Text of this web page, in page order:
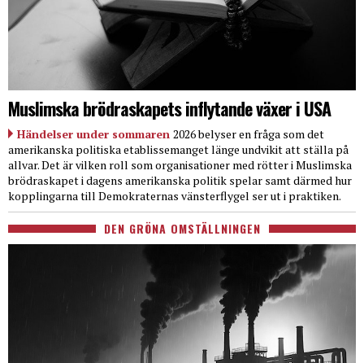
Muslimska brödraskapets inflytande växer i USA
Händelser under sommaren 2026 belyser en fråga som det
amerikanska politiska etablissemanget länge undvikit att ställa på
allvar. Det är vilken roll som organisationer med rötter i Muslimska
brödraskapet i dagens amerikanska politik spelar samt därmed hur
kopplingarna till Demokraternas vänsterflygel ser ut i praktiken.
DEN GRÖNA OMSTÄLLNINGEN